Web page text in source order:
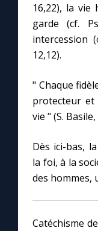
16,22), la
garde (cf.
intercession
12,12).
" Chaque
protecteur
vie " (S. Basile,
Dès ici-bas,
la foi, à la
des hommes,
Catéchisme